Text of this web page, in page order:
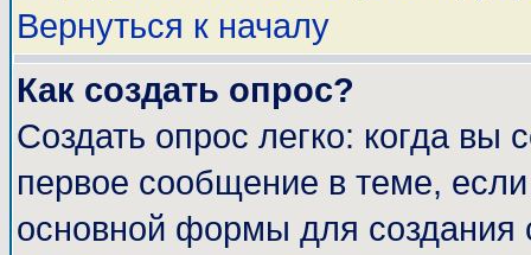
Вернуться к началу
Как создать опрос?
Создать опрос легко: когда вы
первое сообщение в теме,
основной формы для